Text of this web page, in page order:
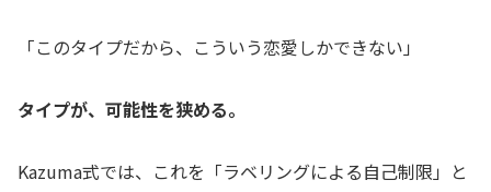
「このタイプだから、こういう恋愛しかできない」
タイプが、可能性を狭める。
Kazuma式では、これを「ラベリングによる自己制限」と